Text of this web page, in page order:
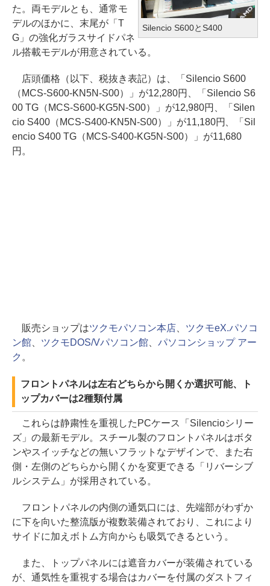
Silencio S600とS400
た。両モデルとも、通常モ
デルのほかに、末尾が「T
G」の強化ガラスサイドパネ
ル搭載モデルが用意されている。
店頭価格（以下、税抜き表記）は、「Silencio S600
（MCS-S600-KN5N-S00）」が12,280円、「Silencio S6
00 TG（MCS-S600-KG5N-S00）」が12,980円、「Silen
cio S400（MCS-S400-KN5N-S00）」が11,180円、「Sil
encio S400 TG（MCS-S400-KG5N-S00）」が11,680
円。
販売ショップはツクモパソコン本店、 ツクモeX.パソコ
ン館、 ツクモDOS/Vパソコン館、 パソコンショップ アー
ク 。
フロントパネルは左右どちらから開くか選択可能、ト
ップカバーは2種類付属
これらは静粛性を重視したPCケース「Silencioシリー
ズ」の最新モデル。スチール製のフロントパネルはボタ
ンやスイッチなどの無いフラットなデザインで、また右
側・左側のどちらから開くかを変更できる「リバーシブ
ルシステム」が採用されている。
フロントパネルの内側の通気口には、先端部がわずか
に下を向いた整流版が複数装備されており、これにより
サイドに加えボトム方向からも吸気できるという。
また、トップパネルには遮音カバーが装備されている
が、通気性を重視する場合はカバーを付属のダストフィ